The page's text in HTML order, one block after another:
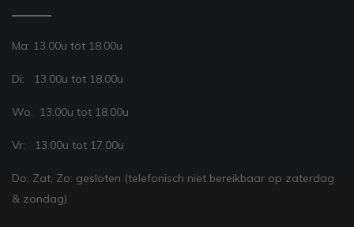
Ma: 13.00u tot 18.00u
Di: 13.00u tot 18.00u
Wo: 13.00u tot 18.00u
Vr: 13.00u tot 17.00u
Do, Zat, Zo: gesloten (telefonisch niet bereikbaar op zaterdag
& zondag)